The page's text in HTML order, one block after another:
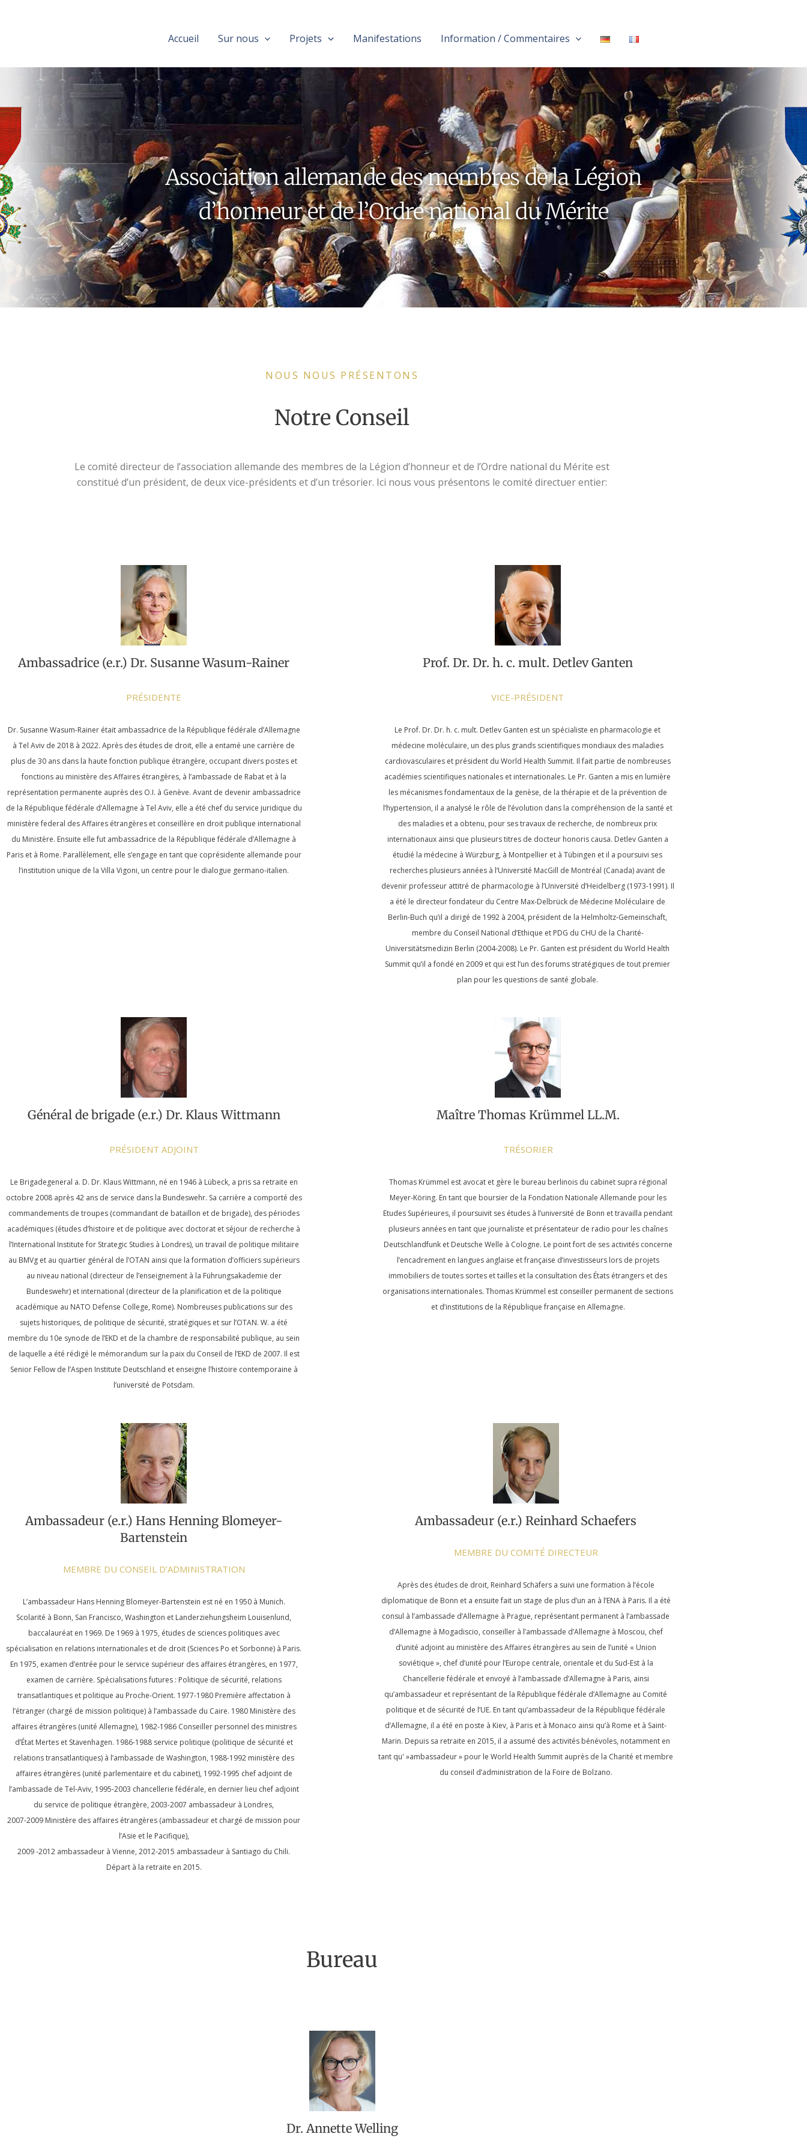
Accueil Sur nous Projets Manifestations Information / Commentaires
Association allemande des membres de la Légion
d’honneur et de l’Ordre national du Mérite
678 Central Square, Melbourne, Australia
NOUS NOUS PRÉSENTONS
Notre Conseil
Le comité directeur de l’association allemande des membres de la Légion d’honneur et de l’Ordre national du Mérite est
constitué d’un président, de deux vice-présidents et d’un trésorier. Ici nous vous présentons le comité directuer entier:
Ambassadrice (e.r.) Dr. Susanne Wasum-Rainer
PRÉSIDENTE
Dr. Susanne Wasum-Rainer était ambassadrice de la République fédérale d’Allemagne
à Tel Aviv de 2018 à 2022. Après des études de droit, elle a entamé une carrière de
plus de 30 ans dans la haute fonction publique étrangère, occupant divers postes et
fonctions au ministère des Affaires étrangères, à l’ambassade de Rabat et à la
représentation permanente auprès des O.I. à Genève. Avant de devenir ambassadrice
de la République fédérale d’Allemagne à Tel Aviv, elle a été chef du service juridique du
ministère federal des Affaires étrangères et conseillère en droit publique international
du Ministère. Ensuite elle fut ambassadrice de la République fédérale d’Allemagne à
Paris et à Rome. Parallèlement, elle s’engage en tant que coprésidente allemande pour
l’institution unique de la Villa Vigoni, un centre pour le dialogue germano-italien.
Prof. Dr. Dr. h. c. mult. Detlev Ganten
VICE-PRÉSIDENT
Le Prof. Dr. Dr. h. c. mult. Detlev Ganten est un spécialiste en pharmacologie et
médecine moléculaire, un des plus grands scientifiques mondiaux des maladies
cardiovasculaires et président du World Health Summit. Il fait partie de nombreuses
académies scientifiques nationales et internationales. Le Pr. Ganten a mis en lumière
les mécanismes fondamentaux de la genèse, de la thérapie et de la prévention de
l’hypertension, il a analysé le rôle de l’évolution dans la compréhension de la santé et
des maladies et a obtenu, pour ses travaux de recherche, de nombreux prix
internationaux ainsi que plusieurs titres de docteur honoris causa. Detlev Ganten a
étudié la médecine à Würzburg, à Montpellier et à Tübingen et il a poursuivi ses
recherches plusieurs années à l’Université MacGill de Montréal (Canada) avant de
devenir professeur attitré de pharmacologie à l’Université d’Heidelberg (1973-1991). Il
a été le directeur fondateur du Centre Max-Delbrück de Médecine Moléculaire de
Berlin-Buch qu’il a dirigé de 1992 à 2004, président de la Helmholtz-Gemeinschaft,
membre du Conseil National d’Ethique et PDG du CHU de la Charité-
Universitätsmedizin Berlin (2004-2008). Le Pr. Ganten est président du World Health
Summit qu’il a fondé en 2009 et qui est l’un des forums stratégiques de tout premier
plan pour les questions de santé globale.
Général de brigade (e.r.) Dr. Klaus Wittmann
PRÉSIDENT ADJOINT
Le Brigadegeneral a. D. Dr. Klaus Wittmann, né en 1946 à Lübeck, a pris sa retraite en
octobre 2008 après 42 ans de service dans la Bundeswehr. Sa carrière a comporté des
commandements de troupes (commandant de bataillon et de brigade), des périodes
académiques (études d’histoire et de politique avec doctorat et séjour de recherche à
l’International Institute for Strategic Studies à Londres), un travail de politique militaire
au BMVg et au quartier général de l’OTAN ainsi que la formation d’officiers supérieurs
au niveau national (directeur de l’enseignement à la Führungsakademie der
Bundeswehr) et international (directeur de la planification et de la politique
académique au NATO Defense College, Rome). Nombreuses publications sur des
sujets historiques, de politique de sécurité, stratégiques et sur l’OTAN. W. a été
membre du 10e synode de l’EKD et de la chambre de responsabilité publique, au sein
de laquelle a été rédigé le mémorandum sur la paix du Conseil de l’EKD de 2007. Il est
Senior Fellow de l’Aspen Institute Deutschland et enseigne l’histoire contemporaine à
l’université de Potsdam.
Maître Thomas Krümmel LL.M.
TRÉSORIER
Thomas Krümmel est avocat et gère le bureau berlinois du cabinet supra régional
Meyer-Köring. En tant que boursier de la Fondation Nationale Allemande pour les
Etudes Supérieures, il poursuivit ses études à l’université de Bonn et travailla pendant
plusieurs années en tant que journaliste et présentateur de radio pour les chaînes
Deutschlandfunk et Deutsche Welle à Cologne. Le point fort de ses activités concerne
l’encadrement en langues anglaise et française d’investisseurs lors de projets
immobiliers de toutes sortes et tailles et la consultation des États étrangers et des
organisations internationales. Thomas Krümmel est conseiller permanent de sections
et d’institutions de la République française en Allemagne.
Ambassadeur (e.r.) Hans Henning Blomeyer-
Bartenstein
MEMBRE DU CONSEIL D’ADMINISTRATION
L’ambassadeur Hans Henning Blomeyer-Bartenstein est né en 1950 à Munich.
Scolarité à Bonn, San Francisco, Washington et Landerziehungsheim Louisenlund,
baccalauréat en 1969. De 1969 à 1975, études de sciences politiques avec
spécialisation en relations internationales et de droit (Sciences Po et Sorbonne) à Paris.
En 1975, examen d’entrée pour le service supérieur des affaires étrangères, en 1977,
examen de carrière. Spécialisations futures : Politique de sécurité, relations
transatlantiques et politique au Proche-Orient. 1977-1980 Première affectation à
l’étranger (chargé de mission politique) à l’ambassade du Caire. 1980 Ministère des
affaires étrangères (unité Allemagne), 1982-1986 Conseiller personnel des ministres
d’État Mertes et Stavenhagen. 1986-1988 service politique (politique de sécurité et
relations transatlantiques) à l’ambassade de Washington, 1988-1992 ministère des
affaires étrangères (unité parlementaire et du cabinet), 1992-1995 chef adjoint de
l’ambassade de Tel-Aviv, 1995-2003 chancellerie fédérale, en dernier lieu chef adjoint
du service de politique étrangère, 2003-2007 ambassadeur à Londres,
2007-2009 Ministère des affaires étrangères (ambassadeur et chargé de mission pour
l’Asie et le Pacifique),
2009 -2012 ambassadeur à Vienne, 2012-2015 ambassadeur à Santiago du Chili.
Départ à la retraite en 2015.
Ambassadeur (e.r.) Reinhard Schaefers
MEMBRE DU COMITÉ DIRECTEUR
Après des études de droit, Reinhard Schäfers a suivi une formation à l’école
diplomatique de Bonn et a ensuite fait un stage de plus d’un an à l’ENA à Paris. Il a été
consul à l’ambassade d’Allemagne à Prague, représentant permanent à l’ambassade
d’Allemagne à Mogadiscio, conseiller à l’ambassade d’Allemagne à Moscou, chef
d’unité adjoint au ministère des Affaires étrangères au sein de l’unité « Union
soviétique », chef d’unité pour l’Europe centrale, orientale et du Sud-Est à la
Chancellerie fédérale et envoyé à l’ambassade d’Allemagne à Paris, ainsi
qu’ambassadeur et représentant de la République fédérale d’Allemagne au Comité
politique et de sécurité de l’UE. En tant qu’ambassadeur de la République fédérale
d’Allemagne, il a été en poste à Kiev, à Paris et à Monaco ainsi qu’à Rome et à Saint-
Marin. Depuis sa retraite en 2015, il a assumé des activités bénévoles, notamment en
tant qu' »ambassadeur » pour le World Health Summit auprès de la Charité et membre
du conseil d’administration de la Foire de Bolzano.
Bureau
Dr. Annette Welling